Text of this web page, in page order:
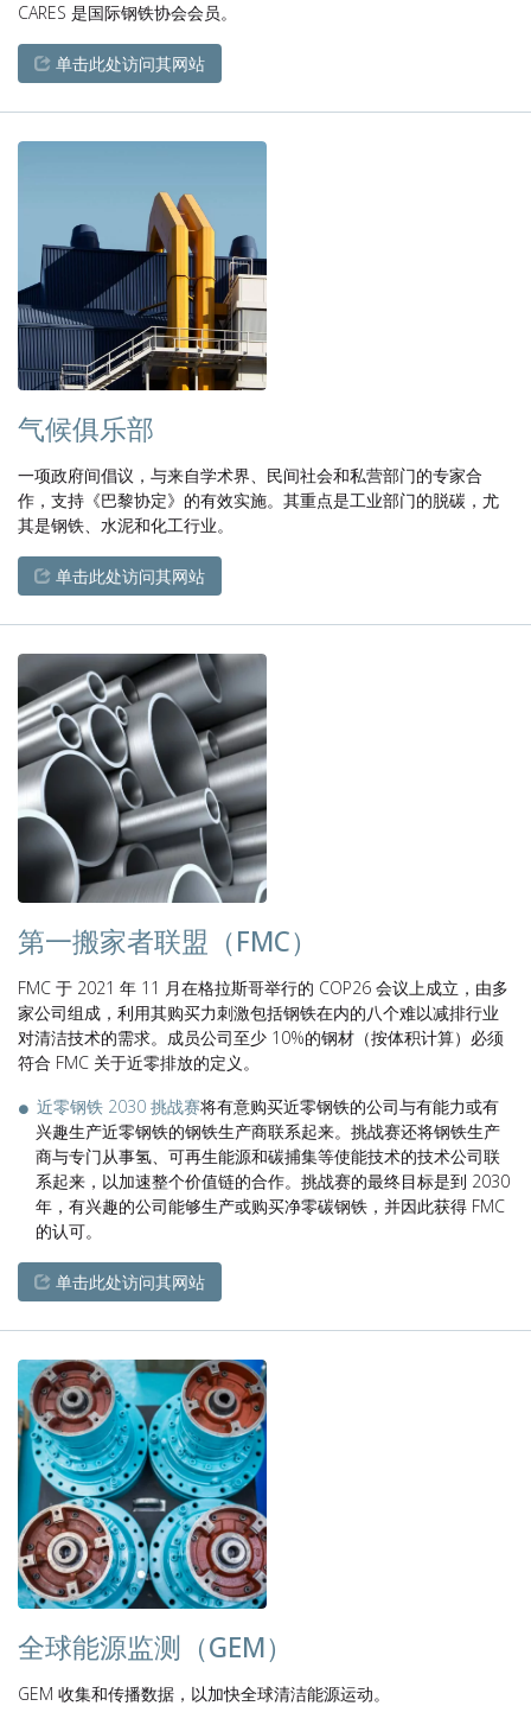
CARES 是国际钢铁协会会员。
单击此处访问其网站
气候俱乐部
一项政府间倡议，与来自学术界、民间社会和私营部门的专家合
作，支持《巴黎协定》的有效实施。其重点是工业部门的脱碳，尤
其是钢铁、水泥和化工行业。
单击此处访问其网站
第一搬家者联盟（FMC）
FMC 于 2021 年 11 月在格拉斯哥举行的 COP26 会议上成立，由多
家公司组成，利用其购买力刺激包括钢铁在内的八个难以减排行业
对清洁技术的需求。成员公司至少 10%的钢材（按体积计算）必须
符合 FMC 关于近零排放的定义。
近零钢铁 2030 挑战赛将有意购买近零钢铁的公司与有能力或有
兴趣生产近零钢铁的钢铁生产商联系起来。挑战赛还将钢铁生产
商与专门从事氢、可再生能源和碳捕集等使能技术的技术公司联
系起来，以加速整个价值链的合作。挑战赛的最终目标是到 2030
年，有兴趣的公司能够生产或购买净零碳钢铁，并因此获得 FMC
的认可。
单击此处访问其网站
全球能源监测（GEM）
GEM 收集和传播数据，以加快全球清洁能源运动。